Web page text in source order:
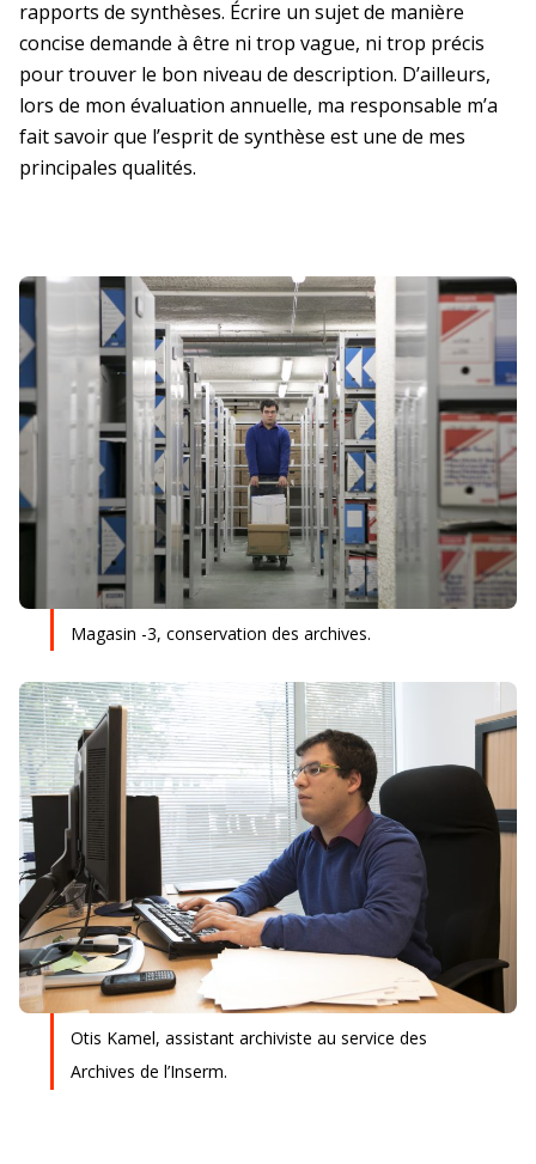
La prévention dans ma DR
Paris-IDF Centre Nord
En bref
Paris-IDF Sud
En bref La DR Paris-IDF Sud en bref
La prévention dans ma DR
La DR Siège en bref
En pratique
La prévention dans ma DR
rapports de synthèses. Écrire un sujet de manière
concise demande à être ni trop vague, ni trop précis
pour trouver le bon niveau de description. D’ailleurs,
lors de mon évaluation annuelle, ma responsable m’a
fait savoir que l’esprit de synthèse est une de mes
principales qualités.
Magasin -3, conservation des archives.
Otis Kamel, assistant archiviste au service des
Archives de l’Inserm.